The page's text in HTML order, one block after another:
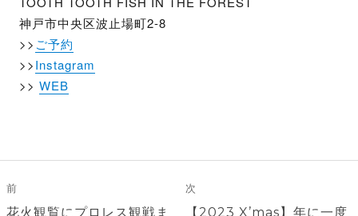
神戸市中央区波止場町2-8
>> ご予約
>>Instagram
>> WEB
稿
前
前
花火観覧にプロレス観戦ま
次
次【2023 X’mas】年に一度